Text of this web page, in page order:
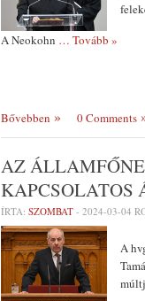
A Neokohn … Tovább »
Bővebben 0 Comments
AZ
KAPCSOLATOS
ÍRTA: SZOMBAT - 2024-03-04
A